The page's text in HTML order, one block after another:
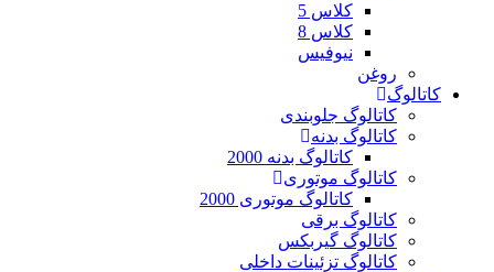
کلاس 5
کلاس 8
نیوفیس
روغن
کاتالوگ
کاتالوگ جلوبندی
کاتالوگ بدنه
کاتالوگ بدنه 2000
کاتالوگ موتوری
کاتالوگ موتوری 2000
کاتالوگ برقی
کاتالوگ گیربکس
کاتالوگ تزئینات داخلی